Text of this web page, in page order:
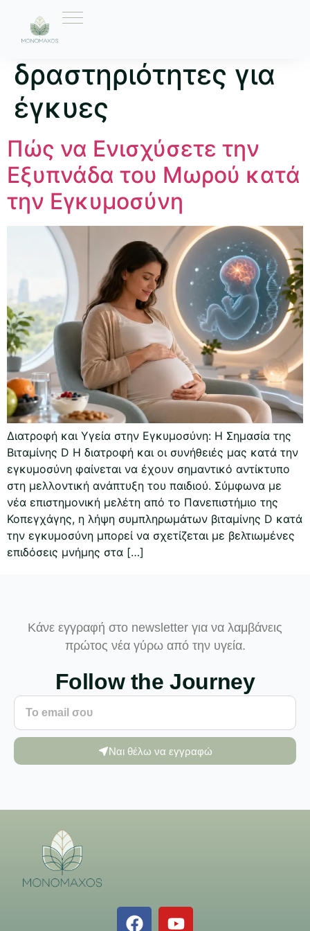
Ετικέτα:
δραστηριότητες για
έγκυες
Πώς να Ενισχύσετε την
Εξυπνάδα του Μωρού κατά
την Εγκυμοσύνη
Διατροφή και Υγεία στην Εγκυμοσύνη: Η Σημασία της
Βιταμίνης D Η διατροφή και οι συνήθειές μας κατά την
εγκυμοσύνη φαίνεται να έχουν σημαντικό αντίκτυπο
στη μελλοντική ανάπτυξη του παιδιού. Σύμφωνα με
νέα επιστημονική μελέτη από το Πανεπιστήμιο της
Κοπεγχάγης, η λήψη συμπληρωμάτων βιταμίνης D κατά
την εγκυμοσύνη μπορεί να σχετίζεται με βελτιωμένες
επιδόσεις μνήμης στα […]
Κάνε εγγραφή στο newsletter για να λαμβάνεις
πρώτος νέα γύρω από την υγεία.
Follow the Journey
Ναι θέλω να εγγραφώ